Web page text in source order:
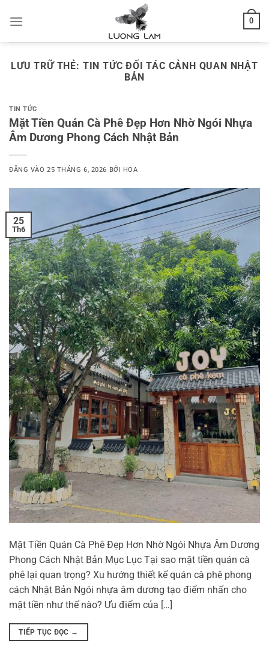
qua
0
LƯU TRỮ THẺ: TIN TỨC ĐỐI TÁC CẢNH QUAN NHẬT
BẢN
TIN TỨC
Mặt Tiền Quán Cà Phê Đẹp Hơn Nhờ Ngói Nhựa
Âm Dương Phong Cách Nhật Bản
ĐĂNG VÀO25 THÁNG 6, 2026 BỞI HOA
25
Th6
Mặt Tiền Quán Cà Phê Đẹp Hơn Nhờ Ngói Nhựa Âm Dương
Phong Cách Nhật Bản Mục Lục Tại sao mặt tiền quán cà
phê lại quan trọng? Xu hướng thiết kế quán cà phê phong
cách Nhật Bản Ngói nhựa âm dương tạo điểm nhấn cho
mặt tiền như thế nào? Ưu điểm của […]
TIẾP TỤC ĐỌC →